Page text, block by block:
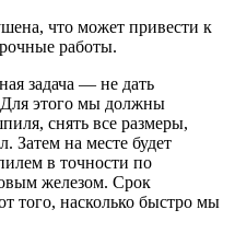
что может привести к
работы.
задача — не дать
Для этого мы должны
снять все размеры,
Затем на месте будет
в точности по
железом. Срок
того, насколько быстро мы